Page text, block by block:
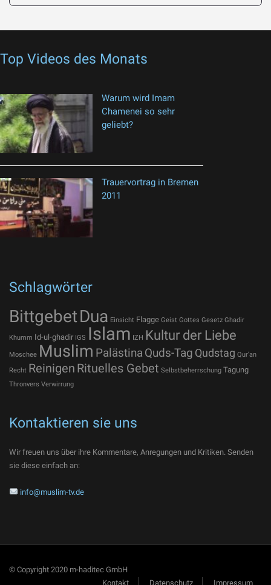
Top Videos des Monats
Warum wird Imam
Chamenei so sehr
geliebt?
Trauervortrag in Bremen
2011
Schlagwörter
BittgebetDua Einsicht Flagge Geist Gottes Gesetz Ghadir
Khumm Id-ul-ghadir IGS Islam IZH Kultur der Liebe
Moschee Muslim Palästina Quds-Tag Qudstag Qur'an
Recht Reinigen Rituelles Gebet Selbstbeherrschung Tagung
Thronvers Verwirrung
Kontaktieren sie uns
Wir freuen uns über ihre Kommentare, Anregungen und Kritiken. Senden
sie diese einfach an:
info@muslim-tv.de
© Copyright 2020 m-haditec GmbH
Kontakt
Datenschutz Impressum